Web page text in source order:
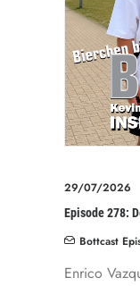
29/07/2026
Episode 278:
Bottcast
Enrico